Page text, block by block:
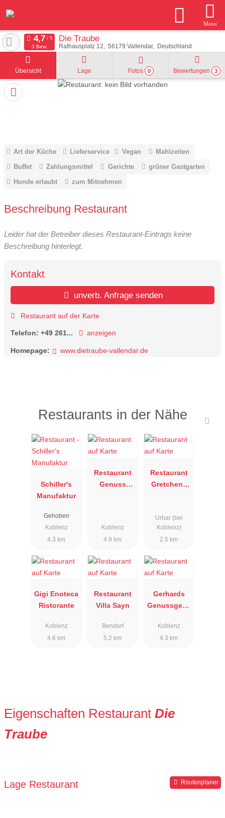
Menu
Die Traube
Rathausplatz 12 56179 Vallendar Deutschland
3 Bew.
Übersicht Lage Fotos 0 Bewertungen 3
Art der Küche Lieferservice Vegan
Mahlzeiten
Buffet
Zahlungsmittel Gerichte
grüner Gastgarten
Hunde erlaubt
zum Mitnehmen
Beschreibung Restaurant
Leider hat der Betreiber dieses Restaurant-Eintrags keine
Beschreibung hinterlegt.
Kontakt
unverb. Anfrage senden
Restaurant auf der Karte
Telefon: +49 261... anzeigen
Homepage: www.dietraube-vallendar.de
Restaurants in der Nähe
Schiller's
Manufaktur
Gehoben
Koblenz
4.3 km
Restaurant
Genuss
Koblenz
4.9 km
Restaurant
Gretchens
Urbar (bei
Koblenz)
2.5 km
Gigi Enoteca
Ristorante
Koblenz
4.6 km
Restaurant
Villa Sayn
Bendorf
5.2 km
Gerhards
Genussgese
Koblenz
4.3 km
Eigenschaften Restaurant Die
Traube
Lage Restaurant Routenplaner